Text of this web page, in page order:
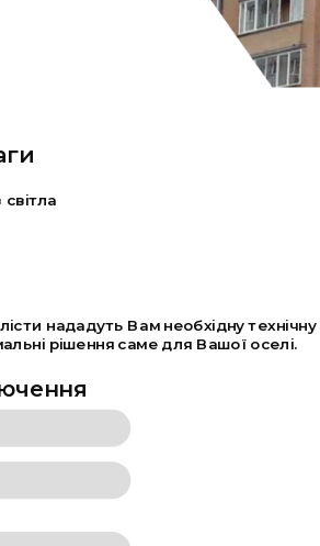
нададуть Вам необхідну
рішення саме для Вашої оселі.